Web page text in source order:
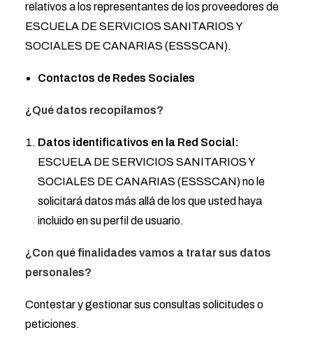
relativos a los representantes de los proveedores de
ESCUELA DE SERVICIOS SANITARIOS Y
SOCIALES DE CANARIAS (ESSSCAN).
Contactos de Redes Sociales
¿Qué datos recopilamos?
Datos identificativos en la Red Social:
ESCUELA DE SERVICIOS SANITARIOS Y
SOCIALES DE CANARIAS (ESSSCAN) no le
solicitará datos más allá de los que usted haya
incluido en su perfil de usuario.
¿Con qué finalidades vamos a tratar sus datos
personales?
Contestar y gestionar sus consultas solicitudes o
peticiones.